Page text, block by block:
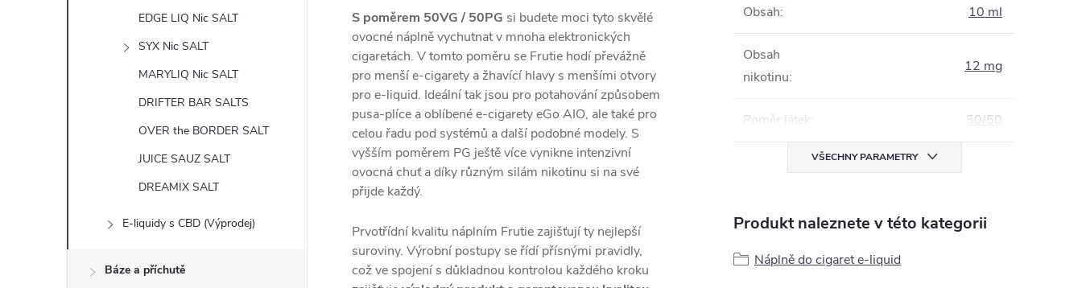
EDGE LIQ Nic SALT
SYX Nic SALT
MARYLIQ Nic SALT
DRIFTER BAR SALTS
OVER the BORDER SALT
JUICE SAUZ SALT
DREAMIX SALT
E-liquidy s CBD (Výprodej)
Báze a příchutě
S poměrem 50VG / 50PG si budete moci tyto skvělé
ovocné náplně vychutnat v mnoha elektronických
cigaretách. V tomto poměru se Frutie hodí převážně
pro menší e-cigarety a žhavící hlavy s menšími otvory
pro e-liquid. Ideální tak jsou pro potahování způsobem
pusa-plíce a oblíbené e-cigarety eGo AIO, ale také pro
celou řadu pod systémů a další podobné modely. S
vyšším poměrem PG ještě více vynikne intenzivní
ovocná chuť a díky různým silám nikotinu si na své
přijde každý.
Prvotřídní kvalitu náplním Frutie zajišťují ty nejlepší
suroviny. Výrobní postupy se řídí přísnými pravidly,
což ve spojení s důkladnou kontrolou každého kroku
Obsah: 10 ml
Obsah
nikotinu:
12 mg
Poměr látek: 50/50
VŠECHNY PARAMETRY
Produkt naleznete v této kategorii
Náplně do cigaret e-liquid